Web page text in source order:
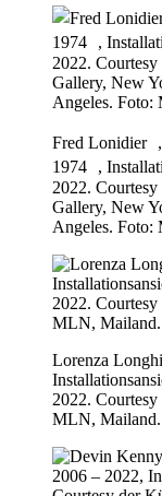
Fred Lonidier ,
1974 ,
2022.
Gallery, New
Angeles. Foto:
Lorenza
2022.
MLN, Mailand.